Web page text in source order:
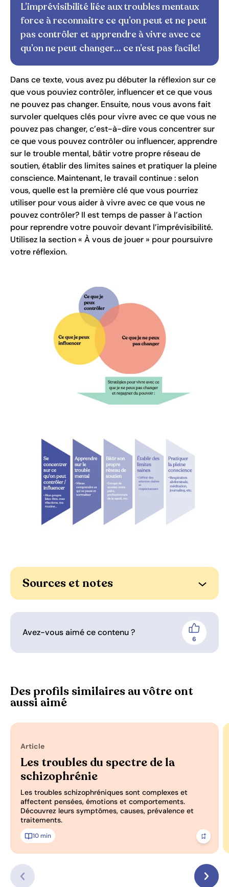
L’imprévisibilité liée aux troubles mentaux
force à reconnaitre ce qu’on peut et ne peut
pas contrôler et apprendre à vivre avec ce
qu’on ne peut changer... ce n’est pas facile!
Dans ce texte, vous avez pu débuter la réflexion sur ce
que vous pouviez contrôler, influencer et ce que vous
ne pouvez pas changer. Ensuite, nous vous avons fait
survoler quelques clés pour vivre avec ce que vous ne
pouvez pas changer, c’est-à-dire vous concentrer sur
ce que vous pouvez contrôler ou influencer, apprendre
sur le trouble mental, bâtir votre propre réseau de
soutien, établir des limites saines et pratiquer la pleine
conscience. Maintenant, le travail continue : selon
vous, quelle est la première clé que vous pourriez
utiliser pour vous aider à vivre avec ce que vous ne
pouvez contrôler? Il est temps de passer à l’action
pour reprendre votre pouvoir devant l’imprévisibilité.
Utilisez la section « À vous de jouer » pour poursuivre
votre réflexion.
Sources et notes Ouvrir
Avez-vous aimé ce contenu ? J'aime
6
personnes
Des profils similaires au vôtre ont
aussi aimé
Article
Les troubles du spectre de la
schizophrénie
Les troubles schizophréniques sont complexes et
affectent pensées, émotions et comportements.
Découvrez leurs symptômes, causes, prévalence et
traitements.
10 min